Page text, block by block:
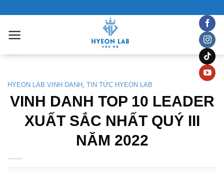
nội
HYEON LAB VINH DANH , TIN TỨC HYEON LAB
VINH DANH TOP 10 LEADER
XUẤT SẮC NHẤT QUÝ III
NĂM 2022